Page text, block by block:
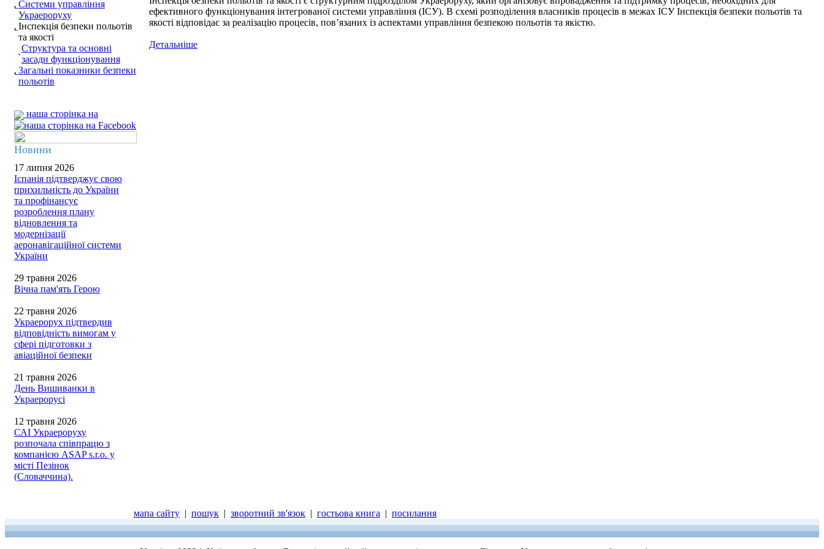
Системи управління
Украероруху
Інспекція безпеки польотів
та якості
Структура та основні
засади функціонування
Загальні показники безпеки
польотів
наша сторінка на
Новини
17 липня 2026
Іспанія підтверджує свою
прихильність до України
та профінансує
розроблення плану
відновлення та
модернізації
аеронавігаційної системи
України
29 травня 2026
Вічна пам'ять Герою
22 травня 2026
Украерорух підтвердив
відповідність вимогам у
сфері підготовки з
авіаційної безпеки
21 травня 2026
День Вишиванки в
Украерорусі
12 травня 2026
САІ Украероруху
розпочала співпрацю з
компанією ASAP s.r.o. у
місті Пезінок
(Словаччина).
ефективного функціонування інтегрованої системи управління (ІСУ). В схемі розподілення власників процесів в межах ІСУ Інспекція безпеки польотів та
якості відповідає за реалізацію процесів, пов’язаних із аспектами управління безпекою польотів та якістю.
Детальніше
мапа сайту | пошук | зворотний зв'язок | гостьова книга | посилання